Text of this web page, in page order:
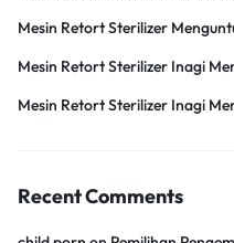
Mesin Retort Sterilizer
Mesin Retort Sterilizer Inagi
Mesin Retort Sterilizer Inagi
Recent Comments